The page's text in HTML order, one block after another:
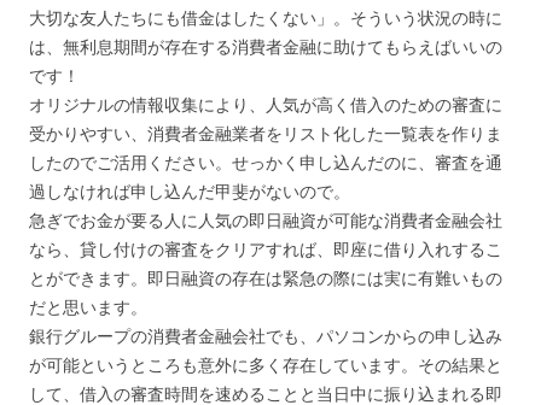
大切な友人たちにも借金はしたくない」。そういう状況の時に
は、無利息期間が存在する消費者金融に助けてもらえばいいの
です！
オリジナルの情報収集により、人気が高く借入のための審査に
受かりやすい、消費者金融業者をリスト化した一覧表を作りま
したのでご活用ください。せっかく申し込んだのに、審査を通
過しなければ申し込んだ甲斐がないので。
急ぎでお金が要る人に人気の即日融資が可能な消費者金融会社
なら、貸し付けの審査をクリアすれば、即座に借り入れするこ
とができます。即日融資の存在は緊急の際には実に有難いもの
だと思います。
銀行グループの消費者金融会社でも、パソコンからの申し込み
が可能というところも意外に多く存在しています。その結果と
して、借入の審査時間を速めることと当日中に振り込まれる即